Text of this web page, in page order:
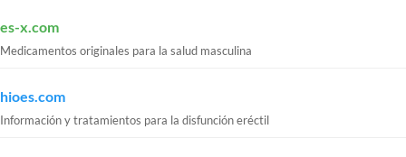
es-x.com
Medicamentos originales para la salud masculina
hioes.com
Información y tratamientos para la disfunción eréctil